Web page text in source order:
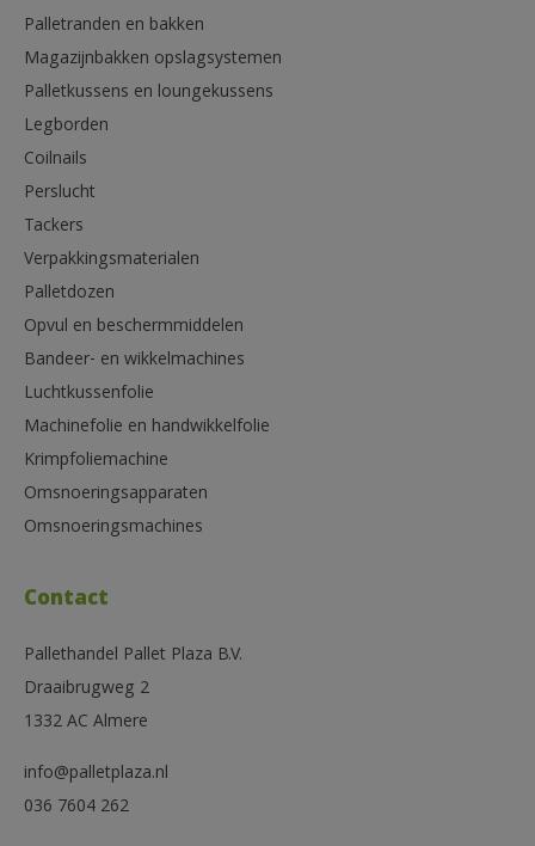
Palletranden en bakken
Magazijnbakken opslagsystemen
Palletkussens en loungekussens
Legborden
Coilnails
Perslucht
Tackers
Verpakkingsmaterialen
Palletdozen
Opvul en beschermmiddelen
Bandeer- en wikkelmachines
Luchtkussenfolie
Machinefolie en handwikkelfolie
Krimpfoliemachine
Omsnoeringsapparaten
Omsnoeringsmachines
Contact
Pallethandel Pallet Plaza B.V.
Draaibrugweg 2
1332 AC Almere
info@palletplaza.nl
036 7604 262